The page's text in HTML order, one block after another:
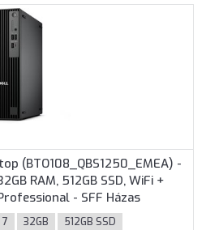
(BTO108_QBS1250_EMEA) -
RAM, 512GB SSD, WiFi +
- SFF Házas
garancia
32GB 512GB SSD